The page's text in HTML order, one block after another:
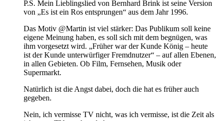
P.S. Mein Lieblingslied von Bernhard Brink ist seine Version
von „Es ist ein Ros entsprungen“ aus dem Jahr 1996.
Das Motiv @Martin ist viel stärker: Das Publikum soll keine
eigene Meinung haben, es soll sich mit dem begnügen, was
ihm vorgesetzt wird. „Früher war der Kunde König – heute
ist der Kunde unterwürfiger Fremdnutzer“ – auf allen Ebenen,
in allen Gebieten. Ob Film, Fernsehen, Musik oder
Supermarkt.
Natürlich ist die Angst dabei, doch die hat es früher auch
gegeben.
Nein, ich vermisse TV nicht, was ich vermisse, ist die Zeit als